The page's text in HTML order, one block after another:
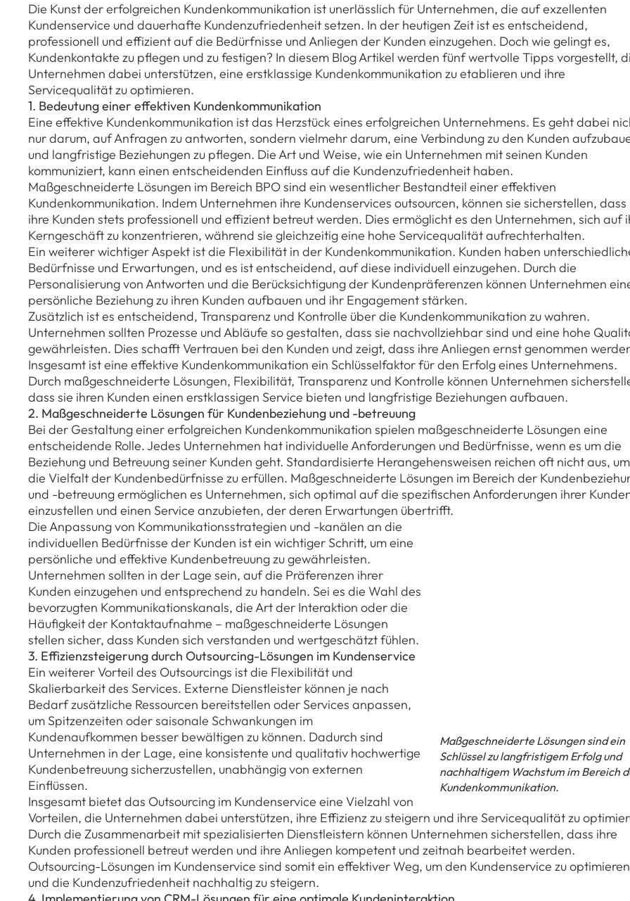
Die Kunst der erfolgreichen Kundenkommunikation ist unerlässlich für Unternehmen, die auf exzellenten
Kundenservice und dauerhafte Kundenzufriedenheit setzen. In der heutigen Zeit ist es entscheidend,
professionell und effizient auf die Bedürfnisse und Anliegen der Kunden einzugehen. Doch wie gelingt es,
Kundenkontakte zu pflegen und zu festigen? In diesem Blog Artikel werden fünf wertvolle Tipps vorgestellt,
Unternehmen dabei unterstützen, eine erstklassige Kundenkommunikation zu etablieren und ihre
Servicequalität zu optimieren.
1. Bedeutung einer effektiven Kundenkommunikation
Eine effektive Kundenkommunikation ist das Herzstück eines erfolgreichen Unternehmens. Es geht dabei
nur darum, auf Anfragen zu antworten, sondern vielmehr darum, eine Verbindung zu den Kunden
und langfristige Beziehungen zu pflegen. Die Art und Weise, wie ein Unternehmen mit seinen Kunden
kommuniziert, kann einen entscheidenden Einfluss auf die Kundenzufriedenheit haben.
Maßgeschneiderte Lösungen im Bereich BPO sind ein wesentlicher Bestandteil einer effektiven
Kundenkommunikation. Indem Unternehmen ihre Kundenservices outsourcen, können sie sicherstellen, dass
ihre Kunden stets professionell und effizient betreut werden. Dies ermöglicht es den Unternehmen, sich auf
Kerngeschäft zu konzentrieren, während sie gleichzeitig eine hohe Servicequalität aufrechterhalten.
Ein weiterer wichtiger Aspekt ist die Flexibilität in der Kundenkommunikation. Kunden haben
Bedürfnisse und Erwartungen, und es ist entscheidend, auf diese individuell einzugehen. Durch die
Personalisierung von Antworten und die Berücksichtigung der Kundenpräferenzen können Unternehmen
persönliche Beziehung zu ihren Kunden aufbauen und ihr Engagement stärken.
Zusätzlich ist es entscheidend, Transparenz und Kontrolle über die Kundenkommunikation zu wahren.
Unternehmen sollten Prozesse und Abläufe so gestalten, dass sie nachvollziehbar sind und eine hohe
gewährleisten. Dies schafft Vertrauen bei den Kunden und zeigt, dass ihre Anliegen ernst genommen
Insgesamt ist eine effektive Kundenkommunikation ein Schlüsselfaktor für den Erfolg eines Unternehmens.
Durch maßgeschneiderte Lösungen, Flexibilität, Transparenz und Kontrolle können Unternehmen
dass sie ihren Kunden einen erstklassigen Service bieten und langfristige Beziehungen aufbauen.
2. Maßgeschneiderte Lösungen für Kundenbeziehung und -betreuung
Bei der Gestaltung einer erfolgreichen Kundenkommunikation spielen maßgeschneiderte Lösungen eine
entscheidende Rolle. Jedes Unternehmen hat individuelle Anforderungen und Bedürfnisse, wenn es um die
Beziehung und Betreuung seiner Kunden geht. Standardisierte Herangehensweisen reichen oft nicht aus, um
die Vielfalt der Kundenbedürfnisse zu erfüllen. Maßgeschneiderte Lösungen im Bereich der
und -betreuung ermöglichen es Unternehmen, sich optimal auf die spezifischen Anforderungen ihrer
einzustellen und einen Service anzubieten, der deren Erwartungen übertrifft.
Maßgeschneiderte Lösungen sind ein
Schlüssel zu langfristigem Erfolg und
nachhaltigem Wachstum im Bereich
Kundenkommunikation.
Die Anpassung von Kommunikationsstrategien und -kanälen an die
individuellen Bedürfnisse der Kunden ist ein wichtiger Schritt, um eine
persönliche und effektive Kundenbetreuung zu gewährleisten.
Unternehmen sollten in der Lage sein, auf die Präferenzen ihrer
Kunden einzugehen und entsprechend zu handeln. Sei es die Wahl des
bevorzugten Kommunikationskanals, die Art der Interaktion oder die
Häufigkeit der Kontaktaufnahme – maßgeschneiderte Lösungen
stellen sicher, dass Kunden sich verstanden und wertgeschätzt fühlen.
3. Effizienzsteigerung durch Outsourcing-Lösungen im Kundenservice
Ein weiterer Vorteil des Outsourcings ist die Flexibilität und
Skalierbarkeit des Services. Externe Dienstleister können je nach
Bedarf zusätzliche Ressourcen bereitstellen oder Services anpassen,
um Spitzenzeiten oder saisonale Schwankungen im
Kundenaufkommen besser bewältigen zu können. Dadurch sind
Unternehmen in der Lage, eine konsistente und qualitativ hochwertige
Kundenbetreuung sicherzustellen, unabhängig von externen
Einflüssen.
Insgesamt bietet das Outsourcing im Kundenservice eine Vielzahl von
Vorteilen, die Unternehmen dabei unterstützen, ihre Effizienz zu steigern und ihre Servicequalität zu
Durch die Zusammenarbeit mit spezialisierten Dienstleistern können Unternehmen sicherstellen, dass ihre
Kunden professionell betreut werden und ihre Anliegen kompetent und zeitnah bearbeitet werden.
Outsourcing-Lösungen im Kundenservice sind somit ein effektiver Weg, um den Kundenservice zu optimieren
und die Kundenzufriedenheit nachhaltig zu steigern.